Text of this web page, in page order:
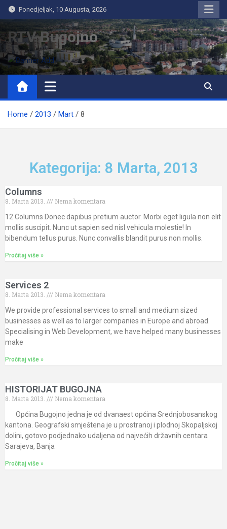
Ponedjeljak, 10 Augusta, 2026
RTV Bugojno
Home 2013 Mart 8
Kategorija: 8 Marta, 2013
Columns
8. Marta 2013.
Nema komentara
12 Columns Donec dapibus pretium auctor. Morbi eget ligula non elit
mollis suscipit. Nunc ut sapien sed nisl vehicula molestie! In
bibendum tellus purus. Nunc convallis blandit purus non mollis.
Pročitaj više »
Services 2
8. Marta 2013.
Nema komentara
We provide professional services to small and medium sized
businesses as well as to larger companies in Europe and abroad.
Specialising in Web Development, we have helped many businesses
make
Pročitaj više »
HISTORIJAT BUGOJNA
8. Marta 2013.
Nema komentara
Općina Bugojno jedna je od dvanaest općina Srednjobosanskog
kantona. Geografski smještena je u prostranoj i plodnoj Skopaljskoj
dolini, gotovo podjednako udaljena od najvećih državnih centara
Sarajeva, Banja
Pročitaj više »